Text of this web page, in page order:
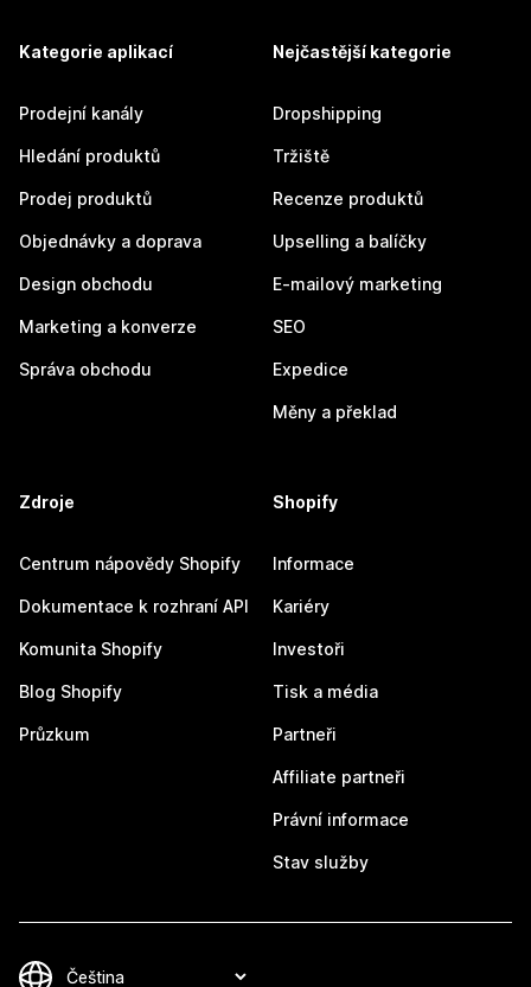
Kategorie aplikací
Prodejní kanály
Hledání produktů
Prodej produktů
Objednávky a doprava
Design obchodu
Marketing a konverze
Správa obchodu
Nejčastější kategorie
Dropshipping
Tržiště
Recenze produktů
Upselling a balíčky
E-mailový marketing
SEO
Expedice
Měny a překlad
Zdroje
Centrum nápovědy Shopify
Dokumentace k rozhraní API
Komunita Shopify
Blog Shopify
Průzkum
Shopify
Informace
Kariéry
Investoři
Tisk a média
Partneři
Affiliate partneři
Právní informace
Stav služby